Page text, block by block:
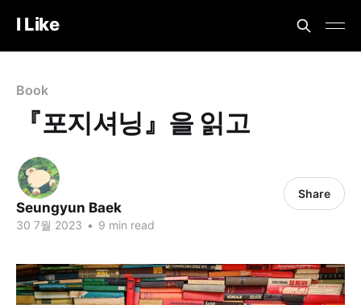
I Like
Book
『포지셔닝』을 읽고
Seungyun Baek
30 7월 2023 • 9 min read
Share